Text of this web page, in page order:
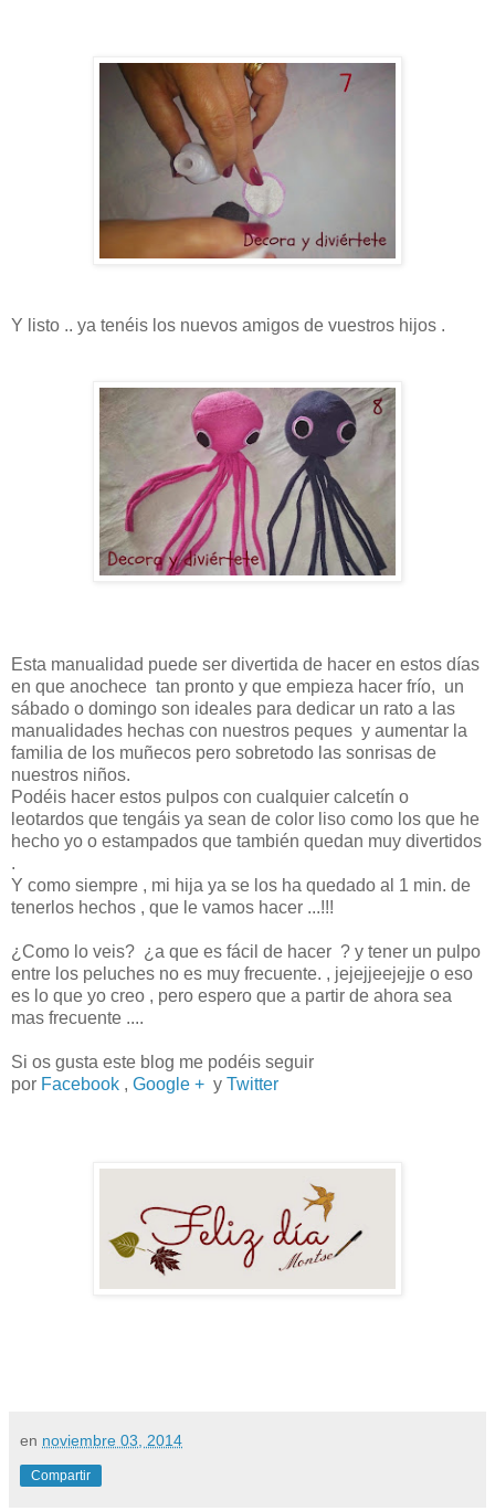
Y listo .. ya tenéis los nuevos amigos de vuestros hijos .
Esta manualidad puede ser divertida de hacer en estos días
en que anochece tan pronto y que empieza hacer frío, un
sábado o domingo son ideales para dedicar un rato a las
manualidades hechas con nuestros peques y aumentar la
familia de los muñecos pero sobretodo las sonrisas de
nuestros niños.
Podéis hacer estos pulpos con cualquier calcetín o
leotardos que tengáis ya sean de color liso como los que he
hecho yo o estampados que también quedan muy divertidos
.
Y como siempre , mi hija ya se los ha quedado al 1 min. de
tenerlos hechos , que le vamos hacer ...!!!
¿Como lo veis? ¿a que es fácil de hacer ? y tener un pulpo
entre los peluches no es muy frecuente. , jejejjeejejje o eso
es lo que yo creo , pero espero que a partir de ahora sea
mas frecuente ....
Si os gusta este blog me podéis seguir
por Facebook , Google + y Twitter
en noviembre 03, 2014
Compartir